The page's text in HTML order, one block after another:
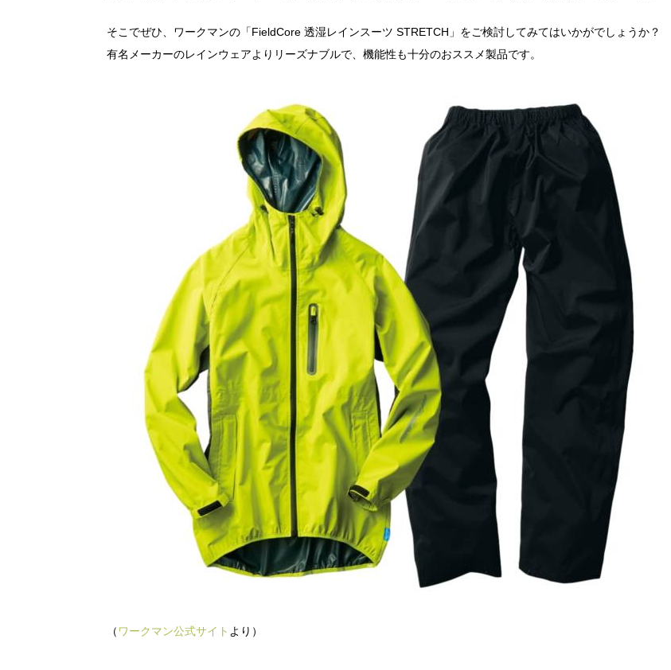
そこでぜひ、ワークマンの「FieldCore 透湿レインスーツ STRETCH」をご検討してみてはいかがでしょうか？
有名メーカーのレインウェアよりリーズナブルで、機能性も十分のおススメ製品です。
（ ワークマン公式サイト より）